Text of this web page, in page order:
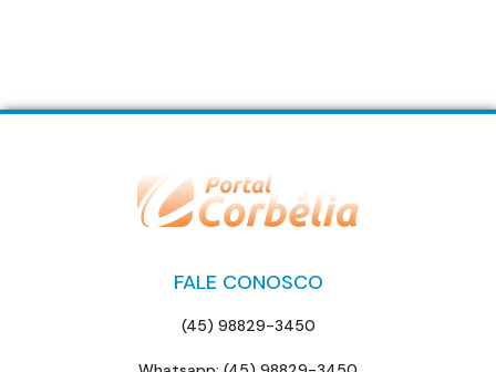
FALE CONOSCO
(45) 98829-3450